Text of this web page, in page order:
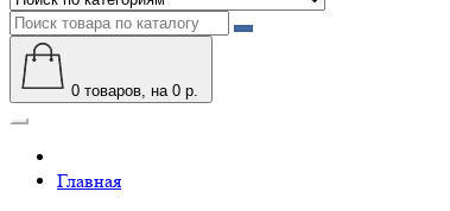
0 товаров, на 0 р.
Главная